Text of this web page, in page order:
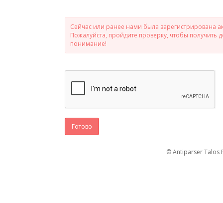
Сейчас или ранее нами была зарегистрирована
Пожалуйста, пройдите проверку, чтобы
понимание!
Готово
© Antiparser Talos